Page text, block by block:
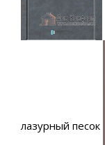
лазурный песок